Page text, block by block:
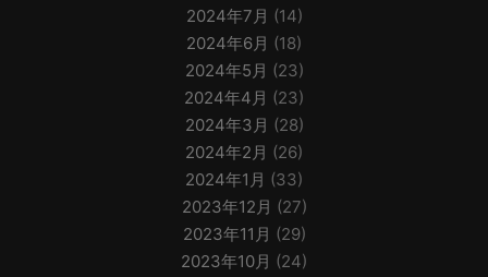
2024年7月 (14)
2024年6月 (18)
2024年5月 (23)
2024年4月 (23)
2024年3月 (28)
2024年2月 (26)
2024年1月 (33)
2023年12月 (27)
2023年11月 (29)
2023年10月 (24)